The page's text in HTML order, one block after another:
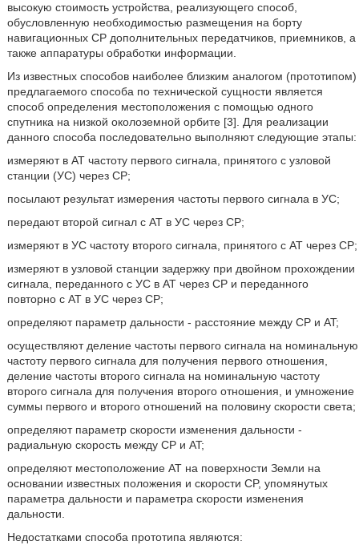
высокую стоимость устройства, реализующего способ,
обусловленную необходимостью размещения на борту
навигационных CP дополнительных передатчиков, приемников, а
также аппаратуры обработки информации.
Из известных способов наиболее близким аналогом (прототипом)
предлагаемого способа по технической сущности является
способ определения местоположения с помощью одного
спутника на низкой околоземной орбите [3]. Для реализации
данного способа последовательно выполняют следующие этапы:
измеряют в AT частоту первого сигнала, принятого с узловой
станции (УС) через CP;
посылают результат измерения частоты первого сигнала в УС;
передают второй сигнал с AT в УС через CP;
измеряют в УС частоту второго сигнала, принятого с AT через CP;
измеряют в узловой станции задержку при двойном прохождении
сигнала, переданного с УС в AT через CP и переданного
повторно с AT в УС через CP;
определяют параметр дальности - расстояние между CP и AT;
осуществляют деление частоты первого сигнала на номинальную
частоту первого сигнала для получения первого отношения,
деление частоты второго сигнала на номинальную частоту
второго сигнала для получения второго отношения, и умножение
суммы первого и второго отношений на половину скорости света;
определяют параметр скорости изменения дальности -
радиальную скорость между CP и AT;
определяют местоположение AT на поверхности Земли на
основании известных положения и скорости CP, упомянутых
параметра дальности и параметра скорости изменения
дальности.
Недостатками способа прототипа являются: